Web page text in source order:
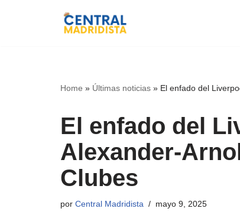
Home » Últimas noticias » El enfado del
El enfado del
Alexander-
Clubes
por Central Madridista mayo 9, 2025